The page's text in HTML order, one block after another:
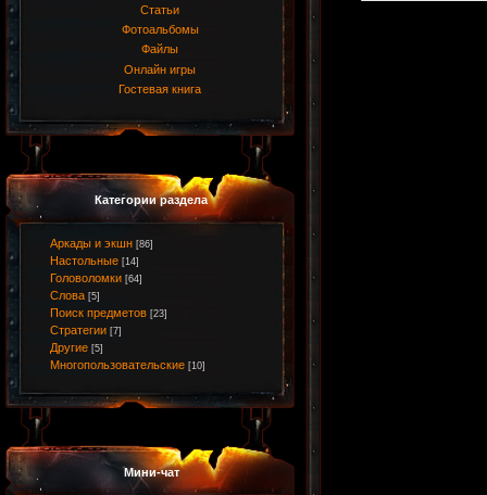
Статьи
Фотоальбомы
Файлы
Онлайн игры
Гостевая книга
Категории раздела
Аркады и экшн [86]
Настольные [14]
Головоломки [64]
Слова [5]
Поиск предметов [23]
Стратегии [7]
Другие [5]
Многопользовательские [10]
Мини-чат